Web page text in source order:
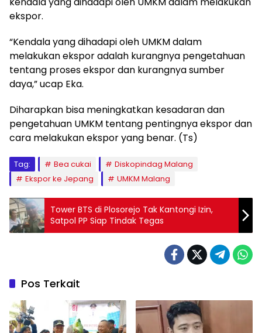
ekspor.
“Kendala yang dihadapi oleh UMKM dalam
melakukan ekspor adalah kurangnya pengetahuan
tentang proses ekspor dan kurangnya sumber
daya,” ucap Eka.
Diharapkan bisa meningkatkan kesadaran dan
pengetahuan UMKM tentang pentingnya ekspor dan
cara melakukan ekspor yang benar. (Ts)
Tag: Bea cukai
Diskopindag Malang
Ekspor ke Jepang
UMKM Malang
Tower BTS di Plosorejo Tak Kantongi Izin,
Satpol PP Siap Tindak Tegas
Pos Terkait